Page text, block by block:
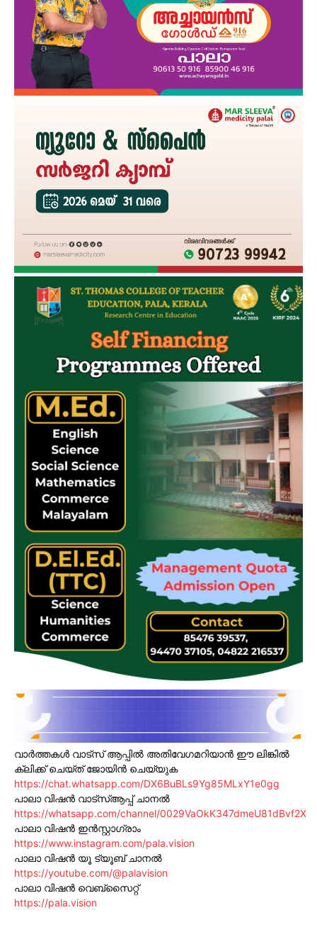
വാർത്തകൾ വാട്സ് ആപ്പിൽ അതിവേഗമറിയാൻ ഈ ലിങ്കിൽ
ക്ലിക്ക് ചെയ്ത് ജോയിൻ ചെയ്യുക
https://chat.whatsapp.com/DX6BuBLs9Yg85MLxY1e0gg
പാലാ വിഷൻ വാട്സ്ആപ്പ് ചാനൽ
https://whatsapp.com/channel/0029VaOkK347dmeU81dBvf2X
പാലാ വിഷൻ ഇൻസ്റ്റാഗ്രാം
https://www.instagram.com/pala.vision
പാലാ വിഷൻ യൂ ട്യൂബ് ചാനൽ
https://youtube.com/@palavision
പാലാ വിഷൻ വെബ്സൈറ്റ്
https://pala.vision